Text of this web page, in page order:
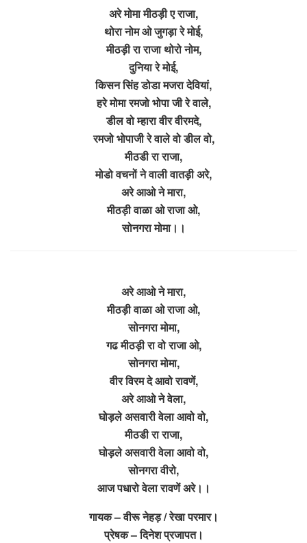
अरे मोमा मीठड़ी ए राजा,
थोरा नोम ओ जुगड़ा रे मोई,
मीठड़ी रा राजा थोरो नोम,
दुनिया रे मोई,
किसन सिंह डोडा मजरा देवियां,
हरे मोमा रमजो भोपा जी रे वाले,
डील वो म्हारा वीर वीरमदे,
रमजो भोपाजी रे वाले वो डील वो,
मीठडी रा राजा,
मोडो वचनों ने वाली वातड़ी अरे,
अरे आओ ने मारा,
मीठड़ी वाळा ओ राजा ओ,
सोनगरा मोमा।।
अरे आओ ने मारा,
मीठड़ी वाळा ओ राजा ओ,
सोनगरा मोमा,
गढ मीठड़ी रा वो राजा ओ,
सोनगरा मोमा,
वीर विरम दे आवो रावणें,
अरे आओ ने वेला,
घोड़ले असवारी वेला आवो वो,
मीठडी रा राजा,
घोड़ले असवारी वेला आवो वो,
सोनगरा वीरो,
आज पधारो वेला रावणें अरे।।
गायक – वीरू नेहड़ / रेखा परमार।
प्रेषक – दिनेश प्रजापत।